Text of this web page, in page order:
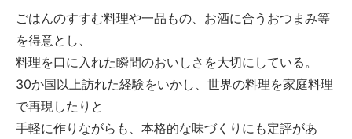
ごはんのすすむ料理や一品もの、お酒に合うおつまみ等
を得意とし、
料理を口に入れた瞬間のおいしさを大切にしている。
30か国以上訪れた経験をいかし、世界の料理を家庭料理
で再現したりと
手軽に作りながらも、本格的な味づくりにも定評があ